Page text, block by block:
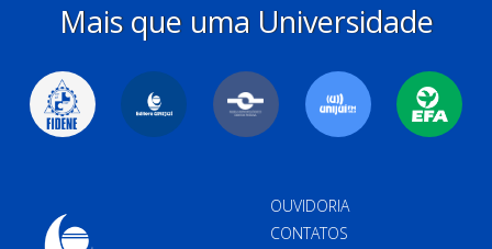
Mais que uma Universidade
OUVIDORIA
CONTATOS